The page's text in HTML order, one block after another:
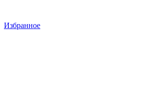
Избранное